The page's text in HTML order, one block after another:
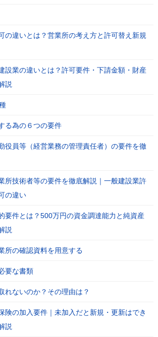
の違いとは？営業所の考え方と許可替え新規
設業の違いとは？許可要件・下請金額・財産
説
る為の６つの要件
役員等（経営業務の管理責任者）の要件を徹
所技術者等の要件を徹底解説｜一般建設業許
の違い
要件とは？500万円の資金調達能力と純資産
説
所の確認資料を用意する
要な書類
れないのか？その理由は？
険の加入要件｜未加入だと新規・更新はでき
説